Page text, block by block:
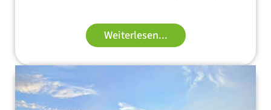
Weiterlesen...